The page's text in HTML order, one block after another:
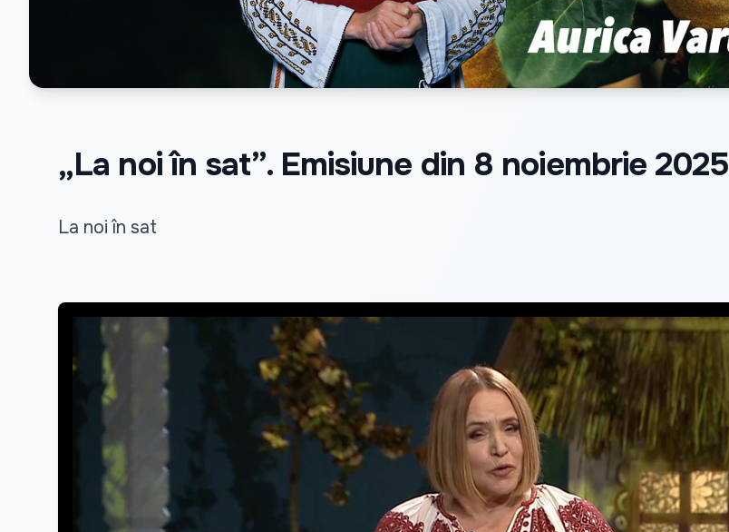
„La noi în sat”. Emisiune din 8 noiembrie 2025
La noi în sat